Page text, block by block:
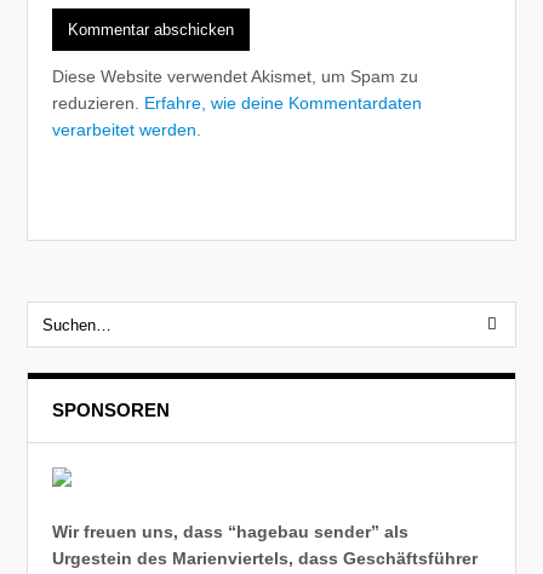
Diese Website verwendet Akismet, um Spam zu
reduzieren. Erfahre, wie deine Kommentardaten
verarbeitet werden.
SPONSOREN
Wir freuen uns, dass “hagebau sender” als
Urgestein des Marienviertels, dass Geschäftsführer